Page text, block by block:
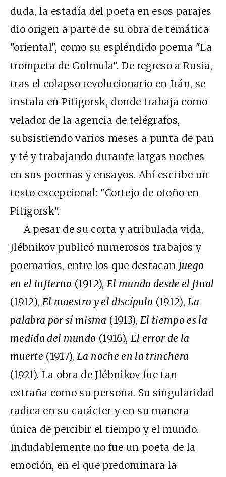
duda, la estadía del poeta en esos parajes
dio origen a parte de su obra de temática
"oriental", como su espléndido poema "La
trompeta de Gulmula". De regreso a Rusia,
tras el colapso revolucionario en Irán, se
instala en Pitigorsk, donde trabaja como
velador de la agencia de telégrafos,
subsistiendo varios meses a punta de pan
y té y trabajando durante largas noches
en sus poemas y ensayos. Ahí escribe un
texto excepcional: "Cortejo de otoño en
Pitigorsk".
A pesar de su corta y atribulada vida,
Jlébnikov publicó numerosos trabajos y
poemarios, entre los que destacan Juego
en el infierno (1912), El mundo desde el final
(1912), El maestro y el discípulo (1912),La
palabra por sí misma (1913), El tiempo es la
medida del mundo (1916), El error de la
muerte (1917),La noche en la trinchera
(1921). La obra de Jlébnikov fue tan
extraña como su persona. Su singularidad
radica en su carácter y en su manera
única de percibir el tiempo y el mundo.
Indudablemente no fue un poeta de la
emoción, en el que predominara la